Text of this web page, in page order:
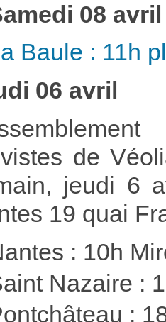
08 avril
Baule : 11h
06 avril
de
jeudi 6
19 quai
: 10h
Nazaire :
: